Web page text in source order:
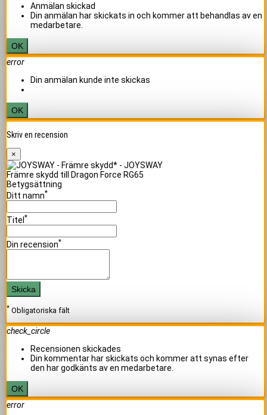
Anmälan skickad
Din anmälan har skickats in och kommer att behandlas av en
medarbetare.
OK
error
Din anmälan kunde inte skickas
OK
Skriv en recension
×
Främre skydd till Dragon Force RG65
Betygsättning
Ditt namn*
Titel *
Din recension*
Skicka
* Obligatoriska fält
check_circle
Recensionen skickades
Din kommentar har skickats och kommer att synas efter
den har godkänts av en medarbetare.
OK
error